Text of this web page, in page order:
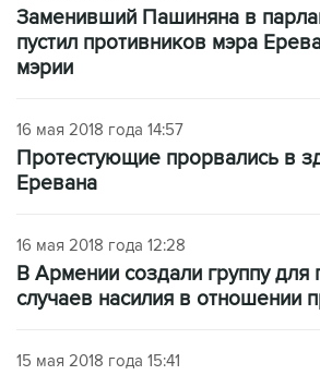
Заменивший Пашиняна в
пустил противников мэра
мэрии
16 мая 2018 года 14:57
Протестующие прорвались в
Еревана
16 мая 2018 года 12:28
В Армении создали группу для
случаев насилия в отношении
15 мая 2018 года 15:41